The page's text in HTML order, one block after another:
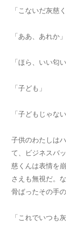
「こないだ灰慈
「ああ、あれか」
「ほら、いい匂い
「子ども」
「子どもじゃな
子供のわたしは
て、ビジネスバ
慈くんは表情を
さえも無視だ。
骨ばったその手
「これでいつも